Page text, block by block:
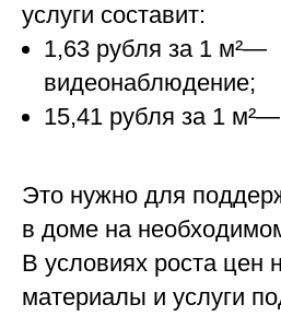
услуги составит:
1,63 рубля за 1 м²—
видеонаблюдение;
15,41 рубля за 1
Это нужно для
в доме на
В условиях роста цен
материалы и услуги